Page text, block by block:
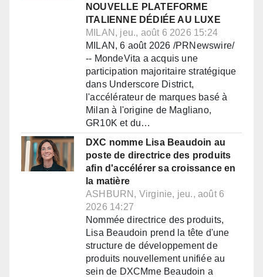
NOUVELLE PLATEFORME
ITALIENNE DÉDIÉE AU LUXE
MILAN, jeu., août 6 2026 15:24
MILAN, 6 août 2026 /PRNewswire/
-- MondeVita a acquis une
participation majoritaire stratégique
dans Underscore District,
l'accélérateur de marques basé à
Milan à l'origine de Magliano,
GR10K et du…
DXC nomme Lisa Beaudoin au
poste de directrice des produits
afin d'accélérer sa croissance en
la matière
ASHBURN, Virginie, jeu., août 6
2026 14:27
Nommée directrice des produits,
Lisa Beaudoin prend la tête d'une
structure de développement de
produits nouvellement unifiée au
sein de DXCMme Beaudoin a